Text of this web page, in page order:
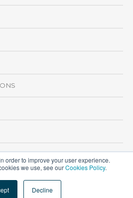
order to improve your user experience.
we use, see ourCookies Policy.
Decline
All rights reserved.